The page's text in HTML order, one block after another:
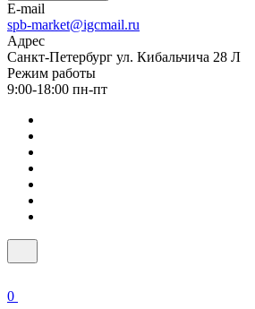
E-mail
spb-market@igcmail.ru
Адрес
Санкт-Петербург ул. Кибальчича 28 Л
Режим работы
9:00-18:00 пн-пт
0